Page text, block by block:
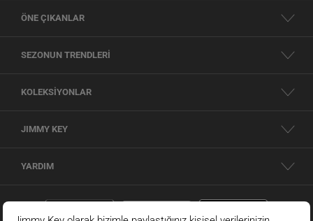
ÖNE ÇIKANLAR
SEZONUN TRENDLERİ
KOLEKSİYONLAR
JIMMY KEY
YARDIM